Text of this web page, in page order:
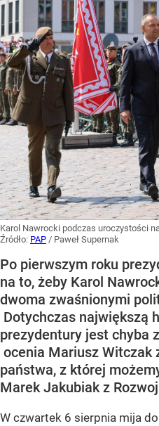
Karol Nawrocki podczas uroczystości
Źródło: PAP / Paweł Supernak
Po pierwszym roku
na to, żeby Karol
dwoma zwaśnionymi
Dotychczas największą
prezydentury jest chyba
ocenia Mariusz Witczak
państwa, z której
Marek Jakubiak z
W czwartek 6 sierpnia mija